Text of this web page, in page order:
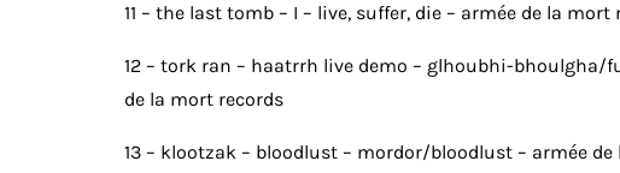
11 – the last tomb – I – live, suffer, die – armée de la mort
12 – tork ran – haatrrh live demo – glhoubhi-bhoulgha/
de la mort records
13 – klootzak – bloodlust – mordor/bloodlust – armée